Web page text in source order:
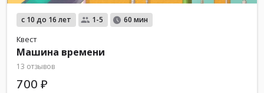
с 10 до 16 лет 1-5 60 мин
Квест
Машина времени
13 отзывов
700 ₽